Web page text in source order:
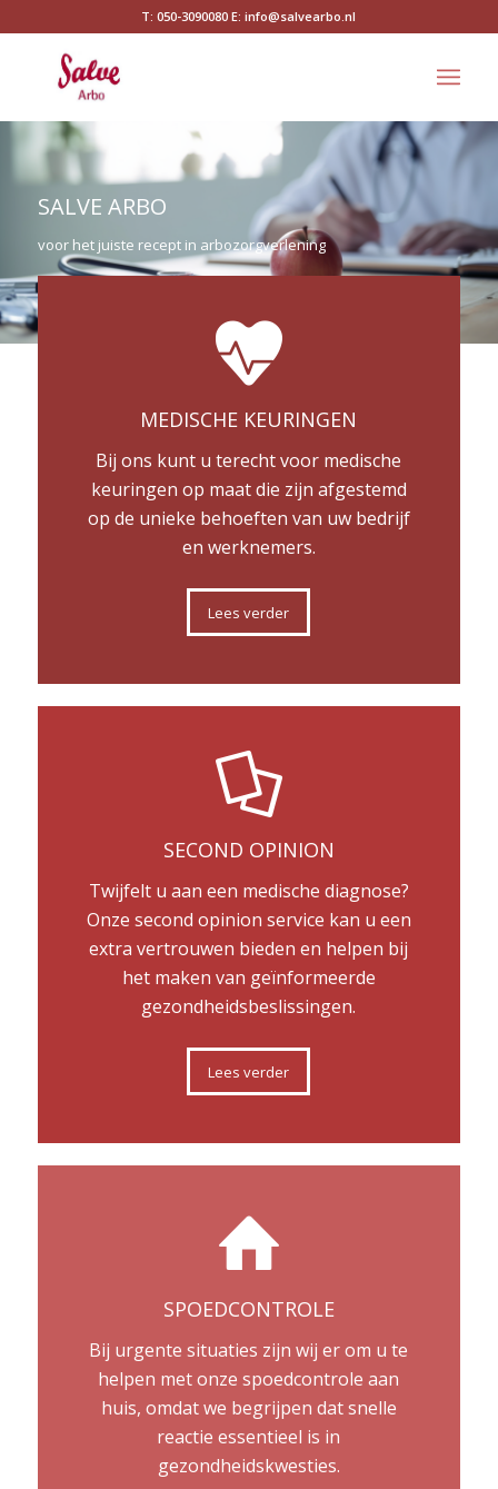
T: 050-3090080 E: info@salvearbo.nl
SALVE ARBO
voor het juiste recept in arbozorgverlening
MEDISCHE KEURINGEN
Bij ons kunt u terecht voor medische
keuringen op maat die zijn afgestemd
op de unieke behoeften van uw bedrijf
en werknemers.
Lees verder
SECOND OPINION
Twijfelt u aan een medische diagnose?
Onze second opinion service kan u een
extra vertrouwen bieden en helpen bij
het maken van geïnformeerde
gezondheidsbeslissingen.
Lees verder
SPOEDCONTROLE
Bij urgente situaties zijn wij er om u te
helpen met onze spoedcontrole aan
huis, omdat we begrijpen dat snelle
reactie essentieel is in
gezondheidskwesties.